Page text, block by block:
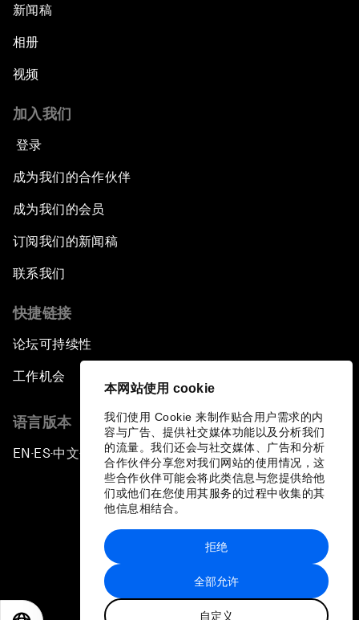
本网站使用 cookie
我们使用 Cookie 来制作贴合用户需求的内
容与广告、提供社交媒体功能以及分析我们
的流量。我们还会与社交媒体、广告和分析
合作伙伴分享您对我们网站的使用情况，这
些合作伙伴可能会将此类信息与您提供给他
们或他们在您使用其服务的过程中收集的其
他信息相结合。
全部允许
自定义
拒绝
新闻稿
相册
视频
加入我们
登录
成为我们的合作伙伴
成为我们的会员
订阅我们的新闻稿
联系我们
快捷链接
论坛可持续性
工作机会
语言版本
EN ▪ES▪中文▪ 日本語
站点地图